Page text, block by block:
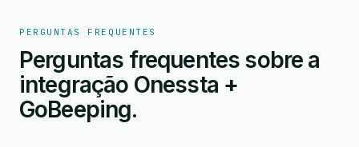
PERGUNTAS FREQUENTES
Perguntas frequentes sobre a
integração Onessta +
GoBeeping.